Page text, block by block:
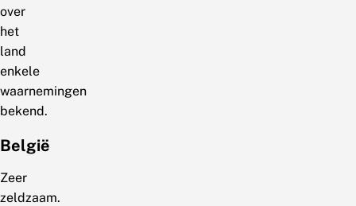
over
het
land
enkele
waarnemingen
bekend.
België
Zeer
zeldzaam.